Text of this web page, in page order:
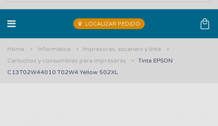
LOCALIZAR PEDIDO
Home Informática
Impresoras, escaners y tinta
Cartuchos y consumibles para impresoras
Tinta EPSON
C13T02W44010 T02W4 Yellow 502XL